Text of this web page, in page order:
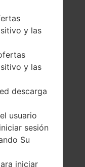
900 mAh
-
y las
y las
descarga
usuario
sesión
Su
iniciar